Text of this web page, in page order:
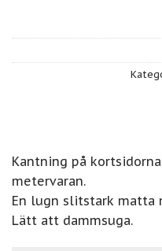
Kantning på
metervaran.
En lugn slitstark matta
Lätt att dammsuga.